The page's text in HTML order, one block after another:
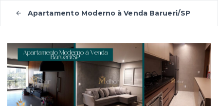
Apartamento Moderno à Venda Barueri/SP